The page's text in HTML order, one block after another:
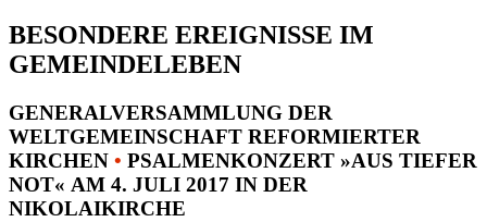
BESONDERE EREIGNISSE IM
GEMEINDELEBEN
GENERALVERSAMMLUNG DER
WELTGEMEINSCHAFT REFORMIERTER
KIRCHEN • PSALMENKONZERT »AUS TIEFER
NOT« AM 4. JULI 2017 IN DER
NIKOLAIKIRCHE